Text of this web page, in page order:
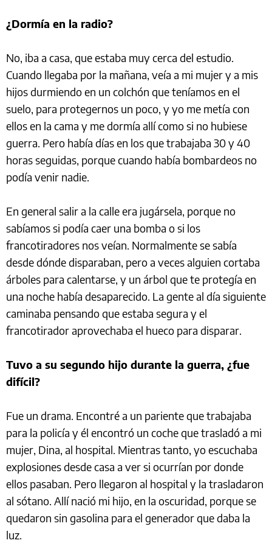
¿Dormía en la radio?
No, iba a casa, que estaba muy cerca del estudio.
Cuando llegaba por la mañana, veía a mi mujer y a mis
hijos durmiendo en un colchón que teníamos en el
suelo, para protegernos un poco, y yo me metía con
ellos en la cama y me dormía allí como si no hubiese
guerra. Pero había días en los que trabajaba 30 y 40
horas seguidas, porque cuando había bombardeos no
podía venir nadie.
En general salir a la calle era jugársela, porque no
sabíamos si podía caer una bomba o si los
francotiradores nos veían. Normalmente se sabía
desde dónde disparaban, pero a veces alguien cortaba
árboles para calentarse, y un árbol que te protegía en
una noche había desaparecido. La gente al día siguiente
caminaba pensando que estaba segura y el
francotirador aprovechaba el hueco para disparar.
Tuvo a su segundo hijo durante la guerra, ¿fue
difícil?
Fue un drama. Encontré a un pariente que trabajaba
para la policía y él encontró un coche que trasladó a mi
mujer, Dina, al hospital. Mientras tanto, yo escuchaba
explosiones desde casa a ver si ocurrían por donde
ellos pasaban. Pero llegaron al hospital y la trasladaron
al sótano. Allí nació mi hijo, en la oscuridad, porque se
quedaron sin gasolina para el generador que daba la
luz.